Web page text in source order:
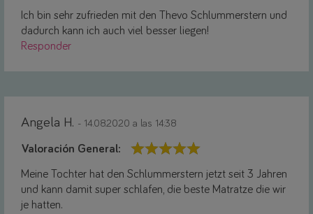
Ich bin sehr zufrieden mit den Thevo Schlummerstern und
dadurch kann ich auch viel besser liegen!
Responder
Angela H. - 14.08.2020 a las 14:38
Valoración General:
Meine Tochter hat den Schlummerstern jetzt seit 3 Jahren
und kann damit super schlafen, die beste Matratze die wir
je hatten.